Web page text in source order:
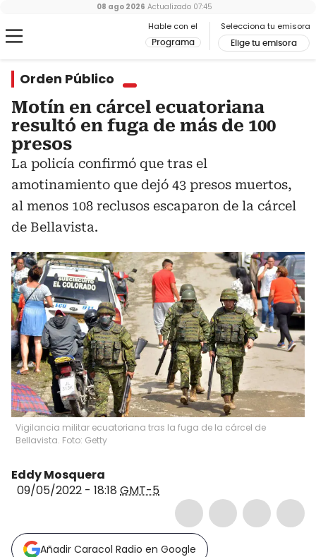
Hable con el
Programa
Selecciona tu emisora
Elige tu emisora
08 ago 2026 Actualizado 07:45
Orden Público
Motín en cárcel ecuatoriana
resultó en fuga de más de 100
presos
La policía confirmó que tras el
amotinamiento que dejó 43 presos muertos,
al menos 108 reclusos escaparon de la cárcel
de Bellavista.
Vigilancia militar ecuatoriana tras la fuga de la cárcel de
Bellavista. Foto: Getty
Eddy Mosquera
09/05/2022 - 18:18 GMT-5
Añadir Caracol Radio en Google